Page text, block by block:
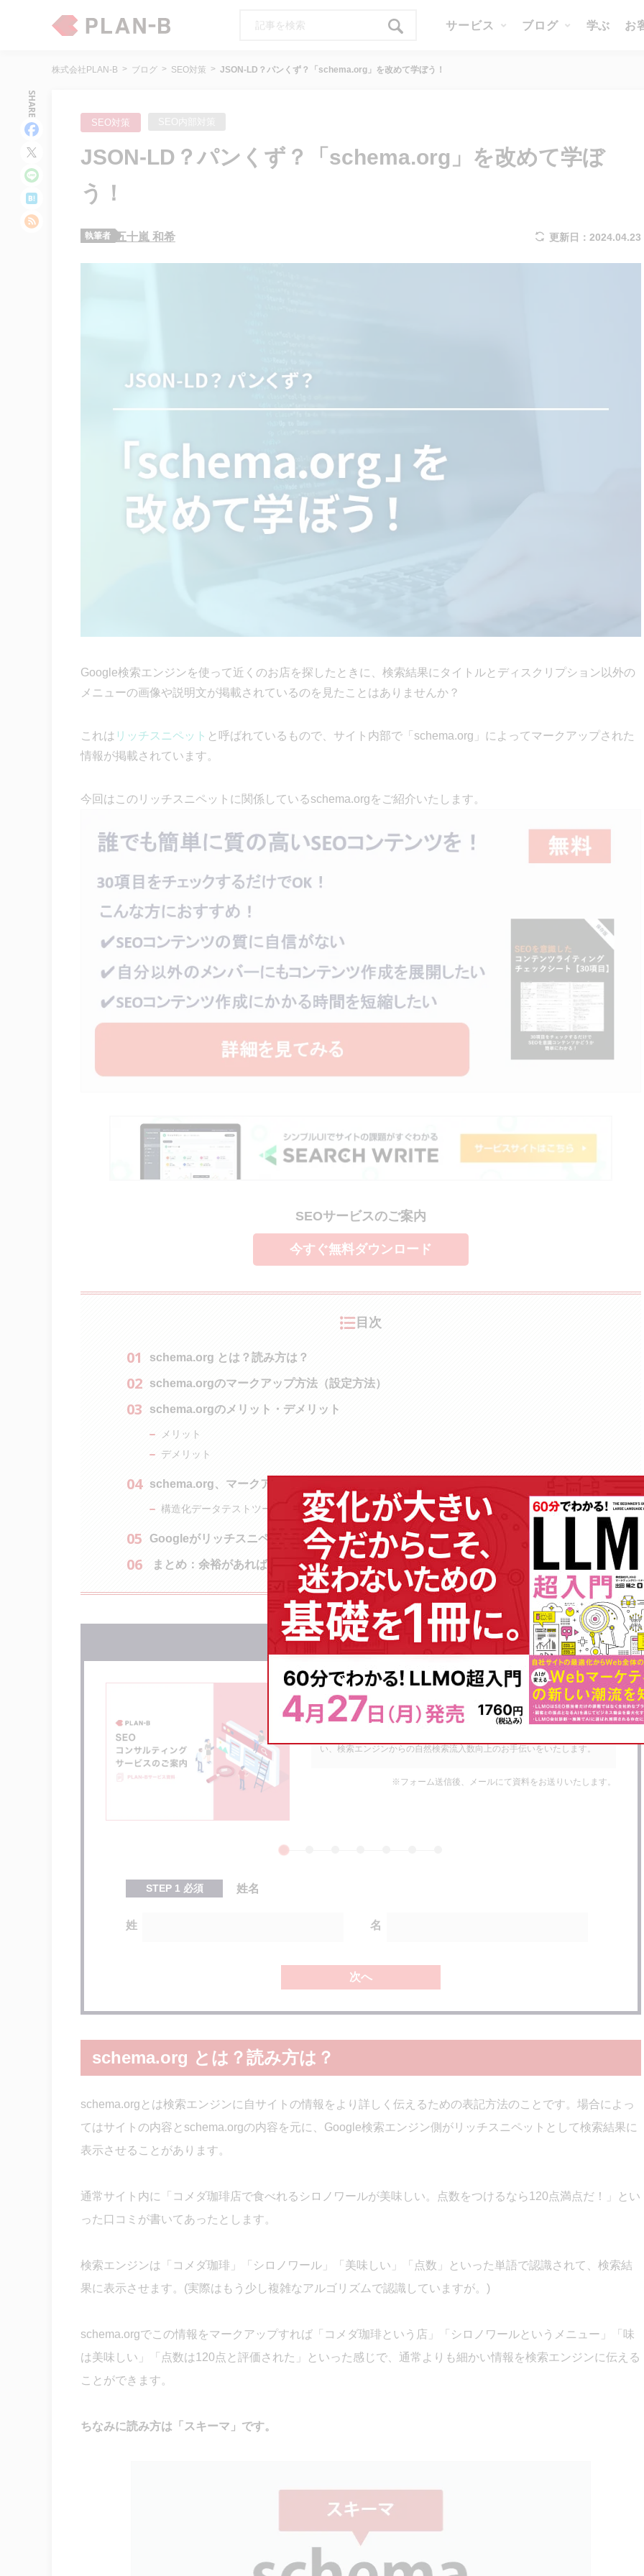
サービス ブログ 学ぶ お
株式会社PLAN-B ブログ SEO対策 JSON-LD？パンくず？「schema.org」を改めて学ぼう！
SEO対策
JSON-LD？パンくず？「schema.org」を改めて学ぼ
う！
執筆者 五十嵐 和希 更新日：2024.04.23
Google検索エンジンを使って近くのお店を探したときに、検索結果にタイトルとディスクリプション以外の
メニューの画像や説明文が掲載されているのを見たことはありませんか？
これは リッチスニペット と呼ばれているもので、サイト内部で「schema.org」によってマークアップされた
情報が掲載されています。
今回はこのリッチスニペットに関係しているschema.orgをご紹介いたします。
SEOサービスのご案内
今すぐ無料ダウンロード
目次
schema.org とは？読み方は？
schema.orgのマークアップ方法（設定方法）
schema.orgのメリット・デメリット
メリット
デメリット
schema.org、マークアップの確認ツール
構造化データテストツール
Googleがリッチスニペットに表示するもの
まとめ：余裕があれば、schema.orgの実装を。
無料で資料をダウンロード
SEOサービスのご案内
い、検索エンジンからの自然検索流入数向上のお手伝いをいたします。
※フォーム送信後、メールにて資料をお送りいたします。
STEP 1 必須 姓名
姓 名
次へ
schema.org とは？読み方は？
schema.orgとは検索エンジンに自サイトの情報をより詳しく伝えるための表記方法のことです。場合によっ
てはサイトの内容とschema.orgの内容を元に、Google検索エンジン側がリッチスニペットとして検索結果に
表示させることがあります。
通常サイト内に「コメダ珈琲店で食べれるシロノワールが美味しい。点数をつけるなら120点満点だ！」とい
った口コミが書いてあったとします。
検索エンジンは「コメダ珈琲」「シロノワール」「美味しい」「点数」といった単語で認識されて、検索結
果に表示させます。(実際はもう少し複雑なアルゴリズムで認識していますが。)
schema.orgでこの情報をマークアップすれば「コメダ珈琲という店」「シロノワールというメニュー」「味
は美味しい」「点数は120点と評価された」といった感じで、通常よりも細かい情報を検索エンジンに伝える
ことができます。
ちなみに読み方は「スキーマ」です。
SHARE